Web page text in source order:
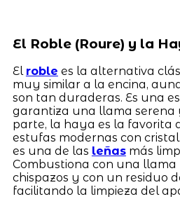
El Roble (Roure) y la
El roble es la alternativa
muy similar a la encina,
son tan duraderas. Es una
garantiza una llama serena
parte, la haya es la favorita
estufas modernas con
es una de las leñasmás
Combustiona con una llama
chispazos y con un residuo
facilitando la limpieza del